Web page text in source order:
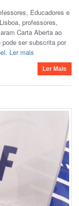
Educadores e
professores,
Carta Aberta ao
ser subscrita por
. Ler mais
Ler Mais